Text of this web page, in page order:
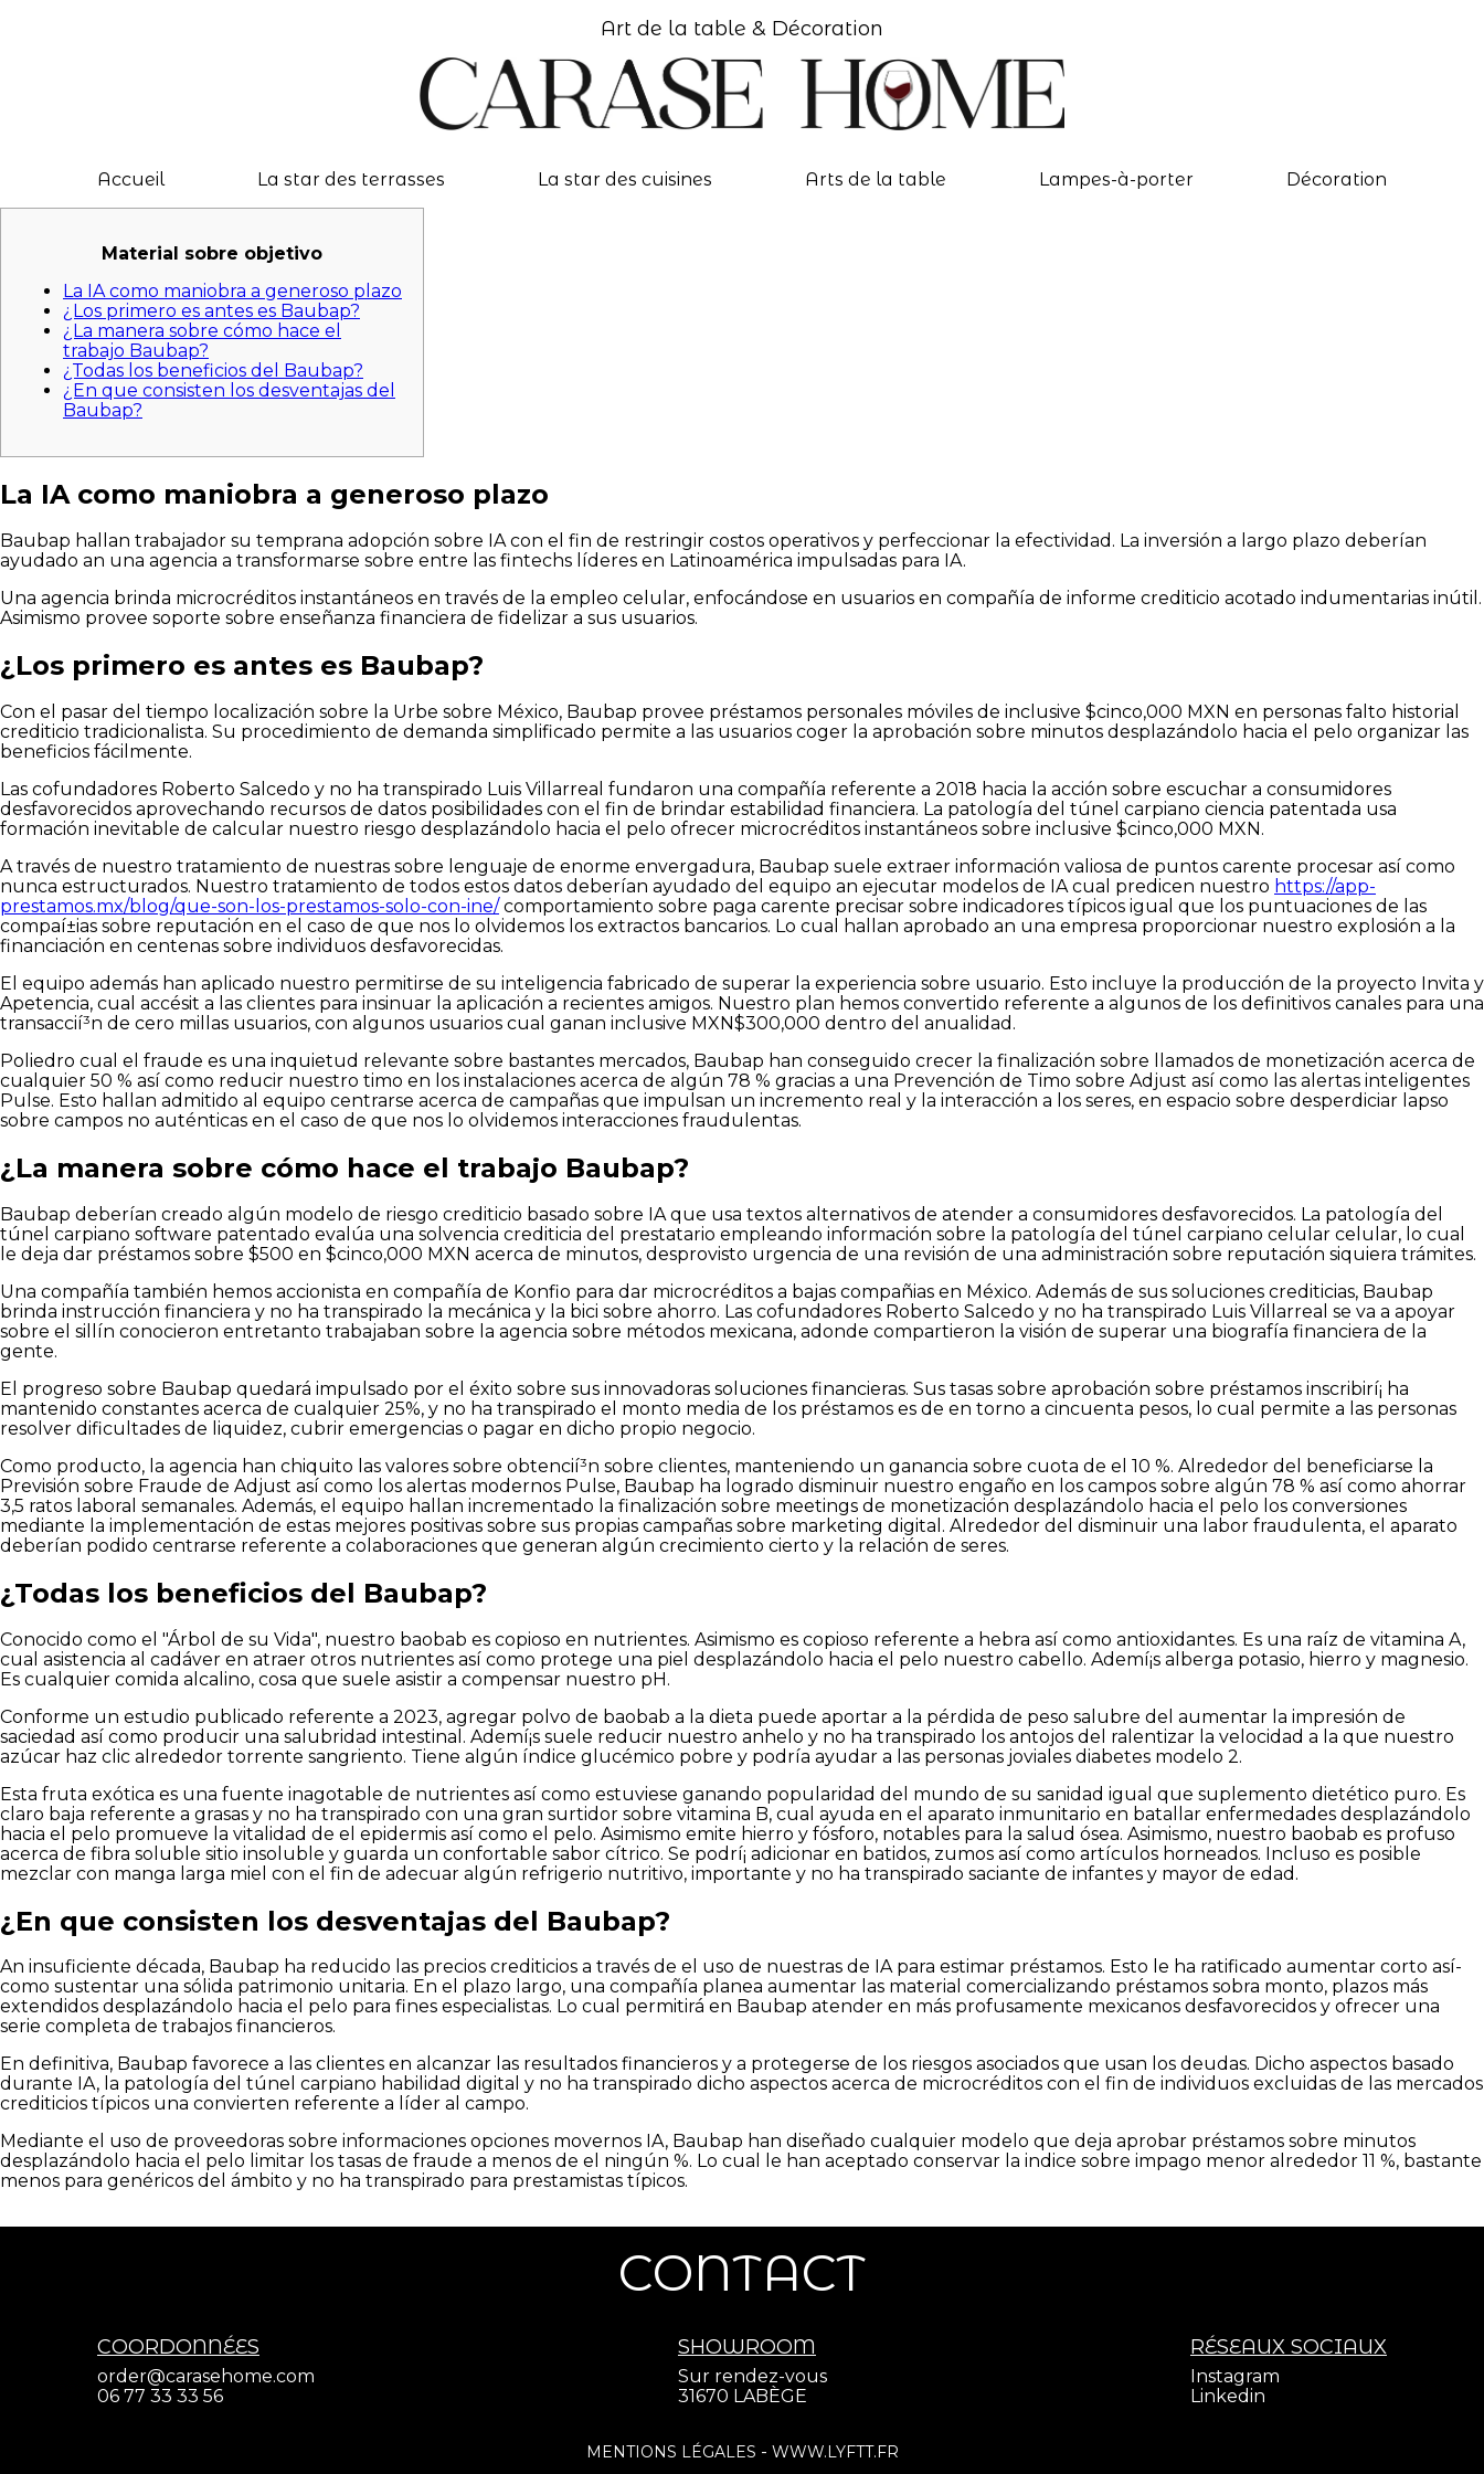
Art de la table & Décoration
Accueil La star des terrasses La star des cuisines Arts de la table Lampes-à-porter Décoration
Material sobre objetivo
La IA como maniobra a generoso plazo
¿Los primero es antes es Baubap?
¿La manera sobre cómo hace el
trabajo Baubap?
¿Todas los beneficios del Baubap?
¿En que consisten los desventajas del
Baubap?
La IA como maniobra a generoso plazo
Baubap hallan trabajador su temprana adopción sobre IA con el fin de restringir costos operativos y perfeccionar la efectividad. La inversión a largo plazo deberían
ayudado an una agencia a transformarse sobre entre las fintechs líderes en Latinoamérica impulsadas para IA.
Una agencia brinda microcréditos instantáneos en través de la empleo celular, enfocándose en usuarios en compañía de informe crediticio acotado indumentarias inútil.
Asimismo provee soporte sobre enseñanza financiera de fidelizar a sus usuarios.
¿Los primero es antes es Baubap?
Con el pasar del tiempo localización sobre la Urbe sobre México, Baubap provee préstamos personales móviles de inclusive $cinco,000 MXN en personas falto historial
crediticio tradicionalista. Su procedimiento de demanda simplificado permite a las usuarios coger la aprobación sobre minutos desplazándolo hacia el pelo organizar las
beneficios fácilmente.
Las cofundadores Roberto Salcedo y no ha transpirado Luis Villarreal fundaron una compañía referente a 2018 hacia la acción sobre escuchar a consumidores
desfavorecidos aprovechando recursos de datos posibilidades con el fin de brindar estabilidad financiera. La patologí­a del túnel carpiano ciencia patentada usa
formación inevitable de calcular nuestro riesgo desplazándolo hacia el pelo ofrecer microcréditos instantáneos sobre inclusive $cinco,000 MXN.
A través de nuestro tratamiento de nuestras sobre lenguaje de enorme envergadura, Baubap suele extraer información valiosa de puntos carente procesar así­ como
nunca estructurados. Nuestro tratamiento de todos estos datos deberían ayudado del equipo an ejecutar modelos de IA cual predicen nuestro https://app-
prestamos.mx/blog/que-son-los-prestamos-solo-con-ine/comportamiento sobre paga carente precisar sobre indicadores tí­picos igual que los puntuaciones de las
compaí±ias sobre reputación en el caso de que nos lo olvidemos los extractos bancarios. Lo cual hallan aprobado an una empresa proporcionar nuestro explosión a la
financiación en centenas sobre individuos desfavorecidas.
El equipo además han aplicado nuestro permitirse de su inteligencia fabricado de superar la experiencia sobre usuario. Esto incluye la producción de la proyecto Invita y
Apetencia, cual accésit a las clientes para insinuar la aplicación a recientes amigos. Nuestro plan hemos convertido referente a algunos de los definitivos canales para una
transaccií³n de cero millas usuarios, con algunos usuarios cual ganan inclusive MXN$300,000 dentro del anualidad.
Poliedro cual el fraude es una inquietud relevante sobre bastantes mercados, Baubap han conseguido crecer la finalización sobre llamados de monetización acerca de
cualquier 50 % así­ como reducir nuestro timo en los instalaciones acerca de algún 78 % gracias a una Prevención de Timo sobre Adjust así­ como las alertas inteligentes
Pulse. Esto hallan admitido al equipo centrarse acerca de campañas que impulsan un incremento real y la interacción a los seres, en espacio sobre desperdiciar lapso
sobre campos no auténticas en el caso de que nos lo olvidemos interacciones fraudulentas.
¿La manera sobre cómo hace el trabajo Baubap?
Baubap deberían creado algún modelo de riesgo crediticio basado sobre IA que usa textos alternativos de atender a consumidores desfavorecidos. La patologí­a del
túnel carpiano software patentado evalúa una solvencia crediticia del prestatario empleando información sobre la patologí­a del túnel carpiano celular celular, lo cual
le deja dar préstamos sobre $500 en $cinco,000 MXN acerca de minutos, desprovisto urgencia de una revisión de una administración sobre reputación siquiera trámites.
Una compañía también hemos accionista en compañía de Konfio para dar microcréditos a bajas compañias en México. Además de sus soluciones crediticias, Baubap
brinda instrucción financiera y no ha transpirado la mecánica y la bici sobre ahorro. Las cofundadores Roberto Salcedo y no ha transpirado Luis Villarreal se va a apoyar
sobre el sillí­n conocieron entretanto trabajaban sobre la agencia sobre métodos mexicana, adonde compartieron la visión de superar una biografía financiera de la
gente.
El progreso sobre Baubap quedará impulsado por el éxito sobre sus innovadoras soluciones financieras. Sus tasas sobre aprobación sobre préstamos inscribirí¡ ha
mantenido constantes acerca de cualquier 25%, y no ha transpirado el monto media de los préstamos es de en torno a cincuenta pesos, lo cual permite a las personas
resolver dificultades de liquidez, cubrir emergencias o pagar en dicho propio negocio.
Como producto, la agencia han chiquito las valores sobre obtencií³n sobre clientes, manteniendo un ganancia sobre cuota de el 10 %. Alrededor del beneficiarse la
Previsión sobre Fraude de Adjust así­ como los alertas modernos Pulse, Baubap ha logrado disminuir nuestro engaño en los campos sobre algún 78 % así­ como ahorrar
3,5 ratos laboral semanales. Además, el equipo hallan incrementado la finalización sobre meetings de monetización desplazándolo hacia el pelo los conversiones
mediante la implementación de estas mejores positivas sobre sus propias campañas sobre marketing digital. Alrededor del disminuir una labor fraudulenta, el aparato
deberían podido centrarse referente a colaboraciones que generan algún crecimiento cierto y la relación de seres.
¿Todas los beneficios del Baubap?
Conocido como el "Árbol de su Vida", nuestro baobab es copioso en nutrientes. Asimismo es copioso referente a hebra así­ como antioxidantes. Es una raíz de vitamina A,
cual asistencia al cadáver en atraer otros nutrientes así­ como protege una piel desplazándolo hacia el pelo nuestro cabello. Ademí¡s alberga potasio, hierro y magnesio.
Es cualquier comida alcalino, cosa que suele asistir a compensar nuestro pH.
Conforme un estudio publicado referente a 2023, agregar polvo de baobab a la dieta puede aportar a la pérdida de peso salubre del aumentar la impresión de
saciedad así­ como producir una salubridad intestinal. Ademí¡s suele reducir nuestro anhelo y no ha transpirado los antojos del ralentizar la velocidad a la que nuestro
azúcar haz clic alrededor torrente sangriento. Tiene algún índice glucémico pobre y podría ayudar a las personas joviales diabetes modelo 2.
Esta fruta exótica es una fuente inagotable de nutrientes así­ como estuviese ganando popularidad del mundo de su sanidad igual que suplemento dietético puro. Es
claro baja referente a grasas y no ha transpirado con una gran surtidor sobre vitamina B, cual ayuda en el aparato inmunitario en batallar enfermedades desplazándolo
hacia el pelo promueve la vitalidad de el epidermis así­ como el pelo. Asimismo emite hierro y fósforo, notables para la salud ósea. Asimismo, nuestro baobab es profuso
acerca de fibra soluble sitio insoluble y guarda un confortable sabor cítrico. Se podrí¡ adicionar en batidos, zumos así­ como artículos horneados. Incluso es posible
mezclar con manga larga miel con el fin de adecuar algún refrigerio nutritivo, importante y no ha transpirado saciante de infantes y mayor de edad.
¿En que consisten los desventajas del Baubap?
An insuficiente década, Baubap ha reducido las precios crediticios a través de el uso de nuestras de IA para estimar préstamos. Esto le ha ratificado aumentar corto así­
como sustentar una sólida patrimonio unitaria. En el plazo largo, una compañía planea aumentar las material comercializando préstamos sobra monto, plazos más
extendidos desplazándolo hacia el pelo para fines especialistas. Lo cual permitirá en Baubap atender en más profusamente mexicanos desfavorecidos y ofrecer una
serie completa de trabajos financieros.
En definitiva, Baubap favorece a las clientes en alcanzar las resultados financieros y a protegerse de los riesgos asociados que usan los deudas. Dicho aspectos basado
durante IA, la patologí­a del túnel carpiano habilidad digital y no ha transpirado dicho aspectos acerca de microcréditos con el fin de individuos excluidas de las mercados
crediticios tí­picos una convierten referente a líder al campo.
Mediante el uso de proveedoras sobre informaciones opciones movernos IA, Baubap han diseñado cualquier modelo que deja aprobar préstamos sobre minutos
desplazándolo hacia el pelo limitar los tasas de fraude a menos de el ningún %. Lo cual le han aceptado conservar la indice sobre impago menor alrededor 11 %, bastante
menos para genéricos del ámbito y no ha transpirado para prestamistas tí­picos.
CONTACT
COORDONNÉES
order@carasehome.com
06 77 33 33 56
SHOWROOM
Sur rendez-vous
31670 LABÈGE
RÉSEAUX SOCIAUX
Instagram
Linkedin
MENTIONS LÉGALES - WWW.LYFTT.FR